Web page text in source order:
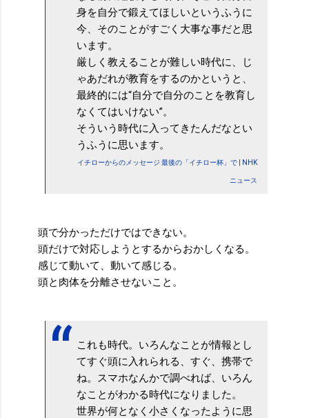
身を自分で鍛えてほしいというふうに
今、そのことがすごく大事な事だと思
います。
厳しく教えることが難しい時代に、じ
ゃあだれが教育をするのかというと、
最終的には“自分で自分のことを教育し
なくてはいけない”。
そういう時代に入ってきたんだなとい
うふうに思います。
イチローからのメッセージ 最後の「イチロー杯」で | NHK
ニュース
頭で分かっただけではできない。
頭だけで対応しようとするからおかしくなる。
感じて動いて、動いて感じる。
頭と肉体を分離させないこと。
これも時代。いろんなことが情報とし
てすぐ頭に入れられる、すぐ、携帯で
ね。スマホなんかで調べれば、いろん
なことがわかる時代になりました。
世界が何となく小さくなったように思